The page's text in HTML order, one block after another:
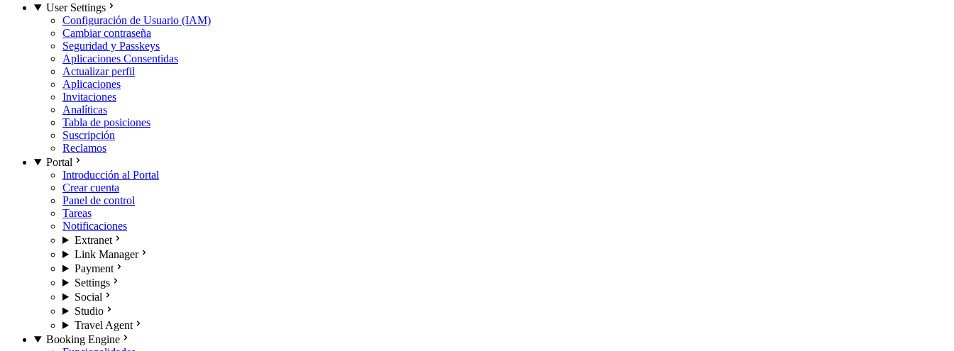
User Settings
Configuración de Usuario (IAM)
Cambiar contraseña
Seguridad y Passkeys
Aplicaciones Consentidas
Actualizar perfil
Aplicaciones
Invitaciones
Analíticas
Tabla de posiciones
Suscripción
Reclamos
Portal
Introducción al Portal
Crear cuenta
Panel de control
Tareas
Notificaciones
Extranet
Link Manager
Payment
Settings
Social
Studio
Travel Agent
Booking Engine